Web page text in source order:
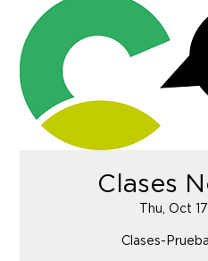
Clases
Thu, Oct 17
Clases-